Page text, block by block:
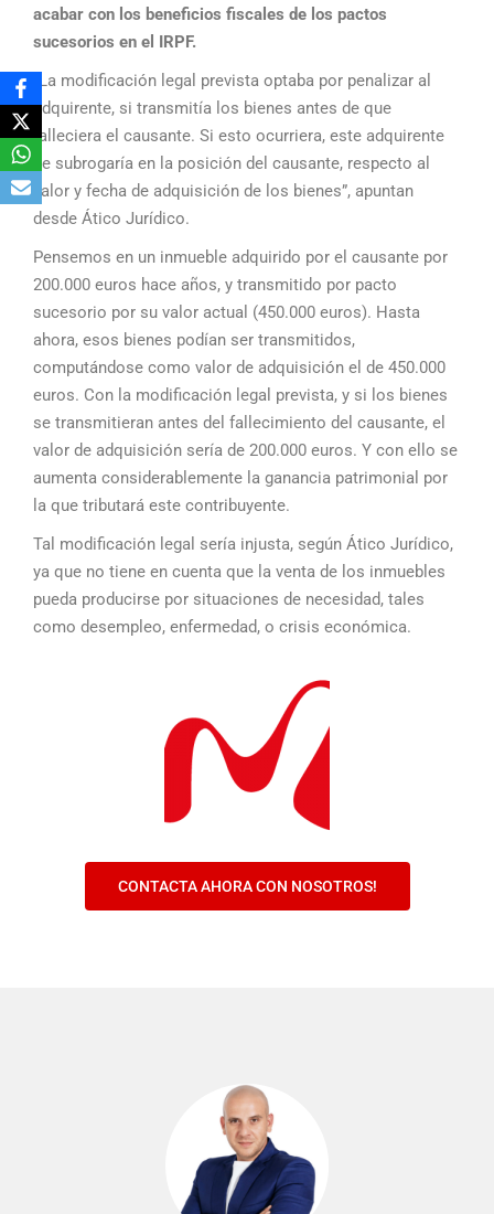
acabar con los beneficios fiscales de los pactos
sucesorios en el IRPF.
“La modificación legal prevista optaba por penalizar al
adquirente, si transmitía los bienes antes de que
falleciera el causante. Si esto ocurriera, este adquirente
se subrogaría en la posición del causante, respecto al
valor y fecha de adquisición de los bienes”, apuntan
desde Ático Jurídico.
Pensemos en un inmueble adquirido por el causante por
200.000 euros hace años, y transmitido por pacto
sucesorio por su valor actual (450.000 euros). Hasta
ahora, esos bienes podían ser transmitidos,
computándose como valor de adquisición el de 450.000
euros. Con la modificación legal prevista, y si los bienes
se transmitieran antes del fallecimiento del causante, el
valor de adquisición sería de 200.000 euros. Y con ello se
aumenta considerablemente la ganancia patrimonial por
la que tributará este contribuyente.
Tal modificación legal sería injusta, según Ático Jurídico,
ya que no tiene en cuenta que la venta de los inmuebles
pueda producirse por situaciones de necesidad, tales
como desempleo, enfermedad, o crisis económica.
CONTACTA AHORA CON NOSOTROS!